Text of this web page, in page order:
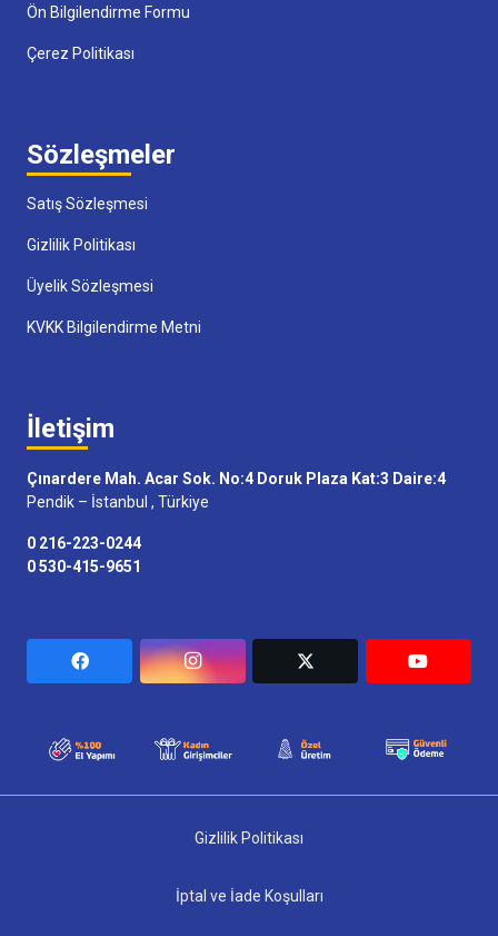
Ön Bilgilendirme Formu
Çerez Politikası
Sözleşmeler
Satış Sözleşmesi
Gizlilik Politikası
Üyelik Sözleşmesi
KVKK Bilgilendirme Metni
İletişim
Çınardere Mah. Acar Sok. No:4 Doruk Plaza Kat:3 Daire:4
Pendik – İstanbul , Türkiye
0 216-223-0244
0 530-415-9651
Gizlilik Politikası
İptal ve İade Koşulları